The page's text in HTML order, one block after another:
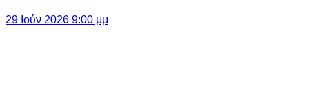
29 Ιούν 2026 9:00 μμ